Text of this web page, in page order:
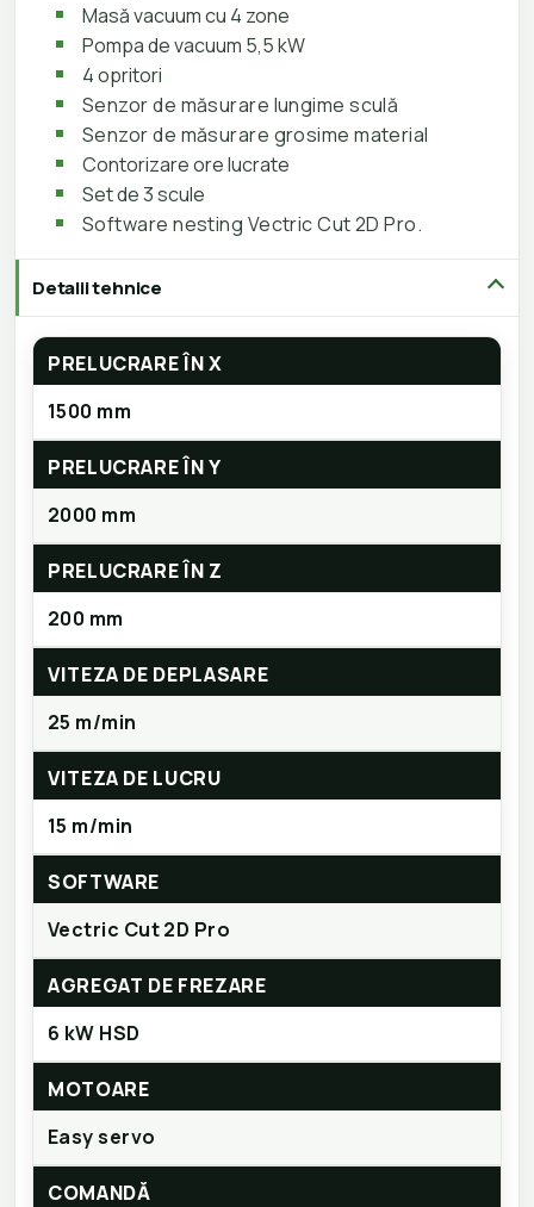
Masă vacuum cu 4 zone
Pompa de vacuum 5,5 kW
4 opritori
Senzor de măsurare lungime sculă
Senzor de măsurare grosime material
Contorizare ore lucrate
Set de 3 scule
Software nesting Vectric Cut 2D Pro.
Detalii tehnice
PRELUCRARE ÎN X
1500 mm
PRELUCRARE ÎN Y
2000 mm
PRELUCRARE ÎN Z
200 mm
VITEZA DE DEPLASARE
25 m/min
VITEZA DE LUCRU
15 m/min
SOFTWARE
Vectric Cut 2D Pro
AGREGAT DE FREZARE
6 kW HSD
MOTOARE
Easy servo
COMANDĂ